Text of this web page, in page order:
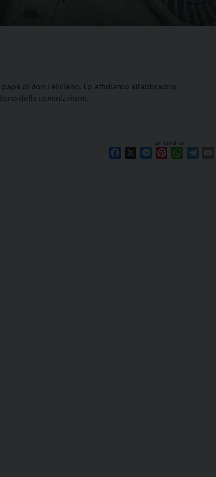
di don Feliciano. Lo affidiamo all’abbraccio
della consolazione.
condividi su
Facebook Messenger
PinterestWhatsApp